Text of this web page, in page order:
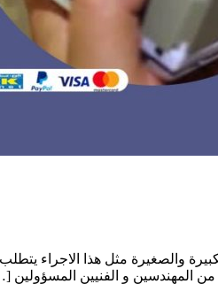
والصغيرة مثل هذا الاجراء
المهندسين و الفنيين المسؤولين